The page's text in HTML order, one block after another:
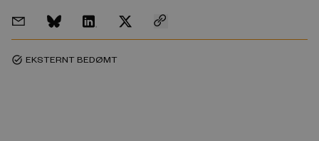
task_alt EKSTERNT BEDØMT